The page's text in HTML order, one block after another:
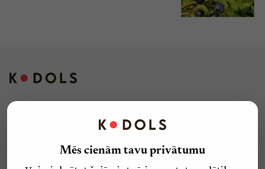
Mēs cienām tavu privātumu